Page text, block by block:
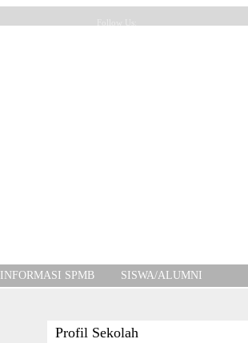
INFORMASI SPMB SISWA/ALUMNI
Profil Sekolah